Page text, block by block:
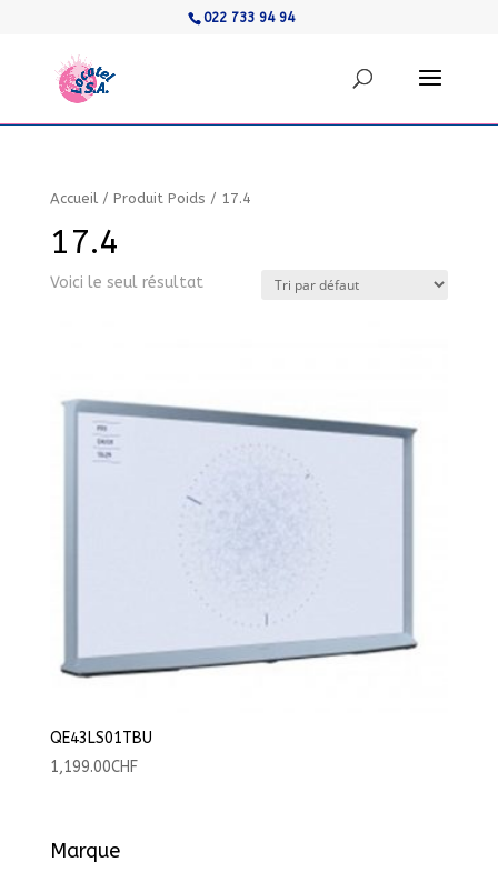
022 733 94 94
Accueil/ Produit Poids / 17.4
17.4
Voici le seul résultat
QE43LS01TBU
1,199.00CHF
Marque